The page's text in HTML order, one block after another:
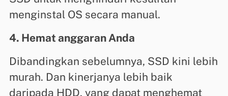
menginstal OS secara manual.
4. Hemat anggaran Anda
Dibandingkan sebelumnya, SSD kini lebih
murah. Dan kinerjanya lebih baik
daripada HDD, yang dapat menghemat